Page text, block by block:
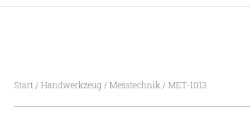
Start / Handwerkzeug / Messtechnik / MET-1013